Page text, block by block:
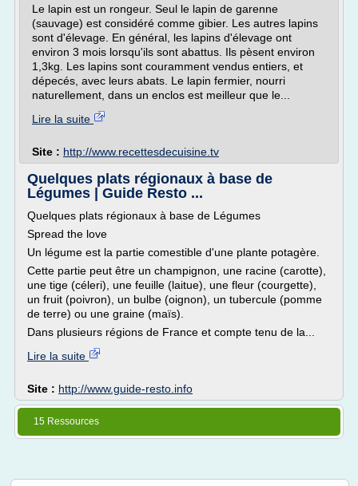
Le lapin est un rongeur. Seul le lapin de garenne
(sauvage) est considéré comme gibier. Les autres lapins
sont d'élevage. En général, les lapins d'élevage ont
environ 3 mois lorsqu'ils sont abattus. Ils pèsent environ
1,3kg. Les lapins sont couramment vendus entiers, et
dépecés, avec leurs abats. Le lapin fermier, nourri
naturellement, dans un enclos est meilleur que le...
Lire la suite
Site : http://www.recettesdecuisine.tv
Quelques plats régionaux à base de
Légumes | Guide Resto ...
Quelques plats régionaux à base de Légumes
Spread the love
Un légume est la partie comestible d'une plante potagère.
Cette partie peut être un champignon, une racine (carotte),
une tige (céleri), une feuille (laitue), une fleur (courgette),
un fruit (poivron), un bulbe (oignon), un tubercule (pomme
de terre) ou une graine (maïs).
Dans plusieurs régions de France et compte tenu de la...
Lire la suite
Site : http://www.guide-resto.info
15 Ressources